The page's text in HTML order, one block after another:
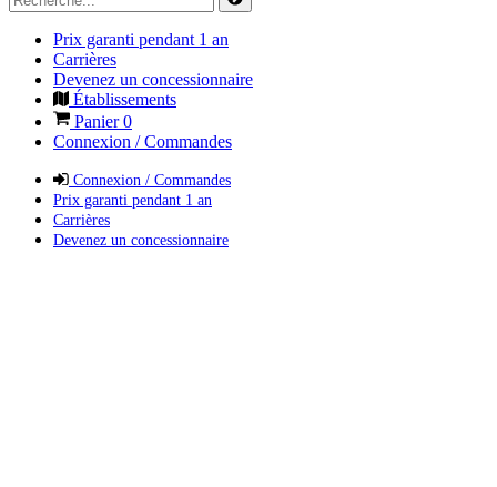
Prix garanti pendant 1 an
Carrières
Devenez un concessionnaire
Établissements
Panier0
Connexion / Commandes
Connexion / Commandes
Prix garanti pendant 1 an
Carrières
Devenez un concessionnaire